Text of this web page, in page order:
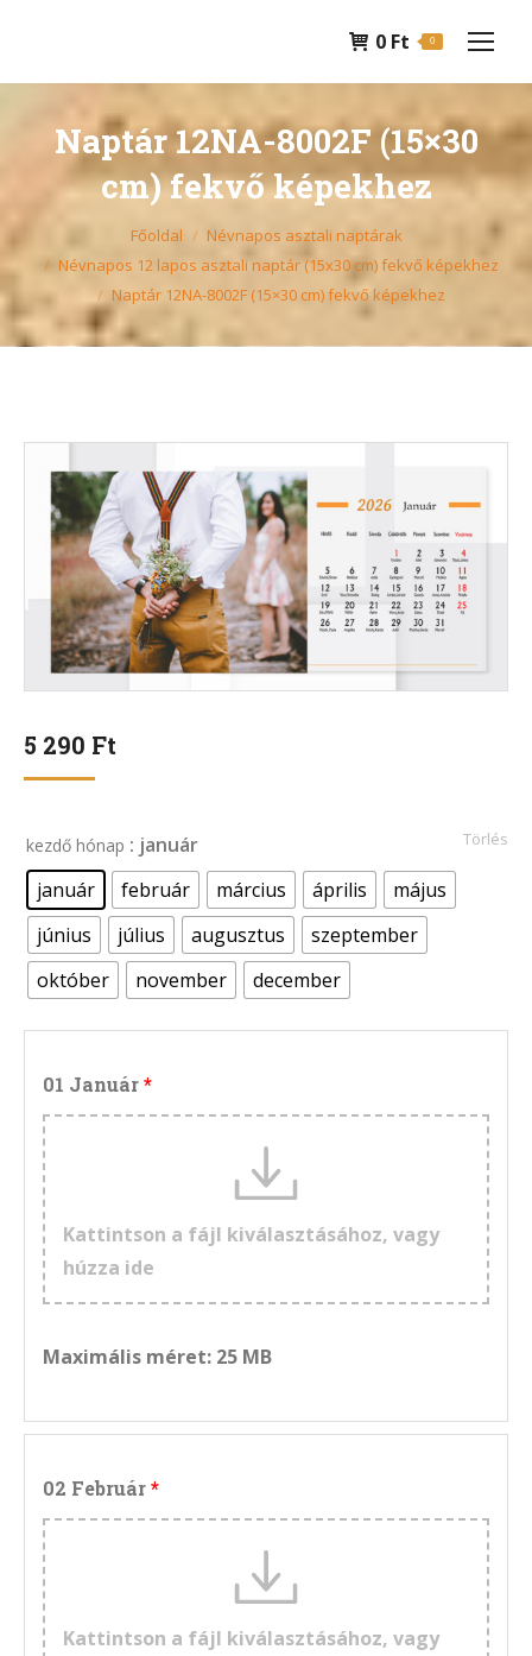
0 Ft 0
Naptár 12NA-8002F (15×30
cm) fekvő képekhez
You are here:Főoldal
Névnapos asztali naptárak
Névnapos 12 lapos asztali naptár (15x30 cm) fekvő képekhez
Naptár 12NA-8002F (15×30 cm) fekvő képekhez
5 290 Ft
kezdő hónap : január
január
február március április
május
június
július augusztus
szeptember
október
november december
Törlés
01 Január
Kattintson a fájl kiválasztásához, vagy
húzza ide
Maximális méret: 25 MB
02 Február
Kattintson a fájl kiválasztásához, vagy